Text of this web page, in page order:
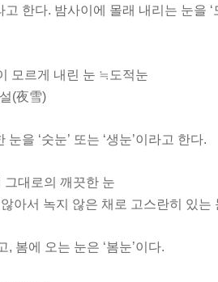
고 한다. 밤사이에 몰래 내리는 눈을
모르게 내린 눈 ≒도적눈
(夜雪)
을 ‘숫눈’ 또는 ‘생눈’이라고 한다.
그대로의 깨끗한 눈
아서 녹지 않은 채로 고스란히 있는
, 봄에 오는 눈은 ‘봄눈’이다.